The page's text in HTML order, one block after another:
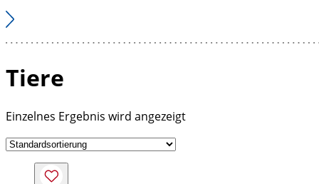
Tiere
Einzelnes Ergebnis wird angezeigt